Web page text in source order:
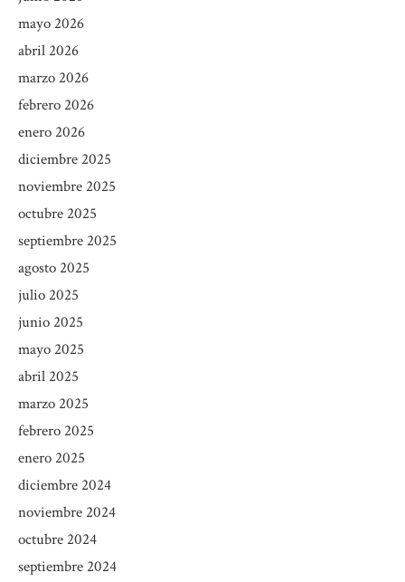
mayo 2026
abril 2026
marzo 2026
febrero 2026
enero 2026
diciembre 2025
noviembre 2025
octubre 2025
septiembre 2025
agosto 2025
julio 2025
junio 2025
mayo 2025
abril 2025
marzo 2025
febrero 2025
enero 2025
diciembre 2024
noviembre 2024
octubre 2024
septiembre 2024